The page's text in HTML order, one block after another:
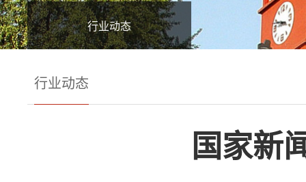
行业动态
行业动态
国家新